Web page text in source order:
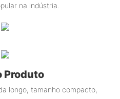
na indústria.
Produto
longo, tamanho compacto,